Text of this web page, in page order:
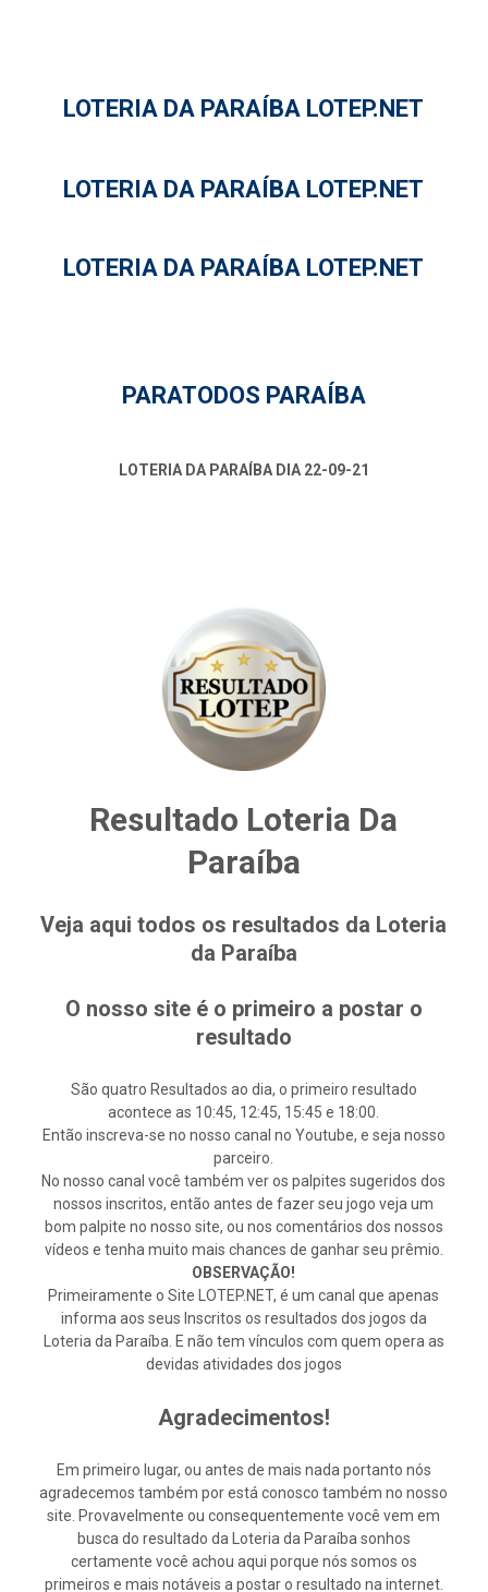
LOTERIA DA PARAÍBA LOTEP.NET
LOTERIA DA PARAÍBA LOTEP.NET
LOTERIA DA PARAÍBA LOTEP.NET
PARATODOS PARAÍBA
LOTERIA DA PARAÍBA DIA 22-09-21
Resultado Loteria Da
Paraíba
Veja aqui todos os resultados da Loteria
da Paraíba
O nosso site é o primeiro a postar o
resultado
São quatro Resultados ao dia, o primeiro resultado
acontece as 10:45, 12:45, 15:45 e 18:00.
Então inscreva-se no nosso canal no Youtube, e seja nosso
parceiro.
No nosso canal você também ver os palpites sugeridos dos
nossos inscritos, então antes de fazer seu jogo veja um
bom palpite no nosso site, ou nos comentários dos nossos
vídeos e tenha muito mais chances de ganhar seu prêmio.
OBSERVAÇÃO!
Primeiramente o Site LOTEP.NET, é um canal que apenas
informa aos seus Inscritos os resultados dos jogos da
Loteria da Paraíba. E não tem vínculos com quem opera as
devidas atividades dos jogos
Agradecimentos!
Em primeiro lugar, ou antes de mais nada portanto nós
agradecemos também por está conosco também no nosso
site. Provavelmente ou consequentemente você vem em
busca do resultado da Loteria da Paraíba sonhos
certamente você achou aqui porque nós somos os
primeiros e mais notáveis a postar o resultado na internet.